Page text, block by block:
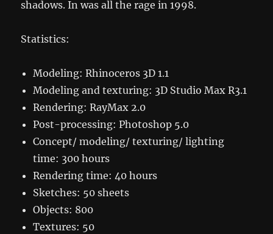
shadows. In was all the rage in 1998.
Statistics:
Modeling: Rhinoceros 3D 1.1
Modeling and texturing: 3D Studio Max R3.1
Rendering: RayMax 2.0
Post-processing: Photoshop 5.0
Concept/ modeling/ texturing/ lighting
time: 300 hours
Rendering time: 40 hours
Sketches: 50 sheets
Objects: 800
Textures: 50